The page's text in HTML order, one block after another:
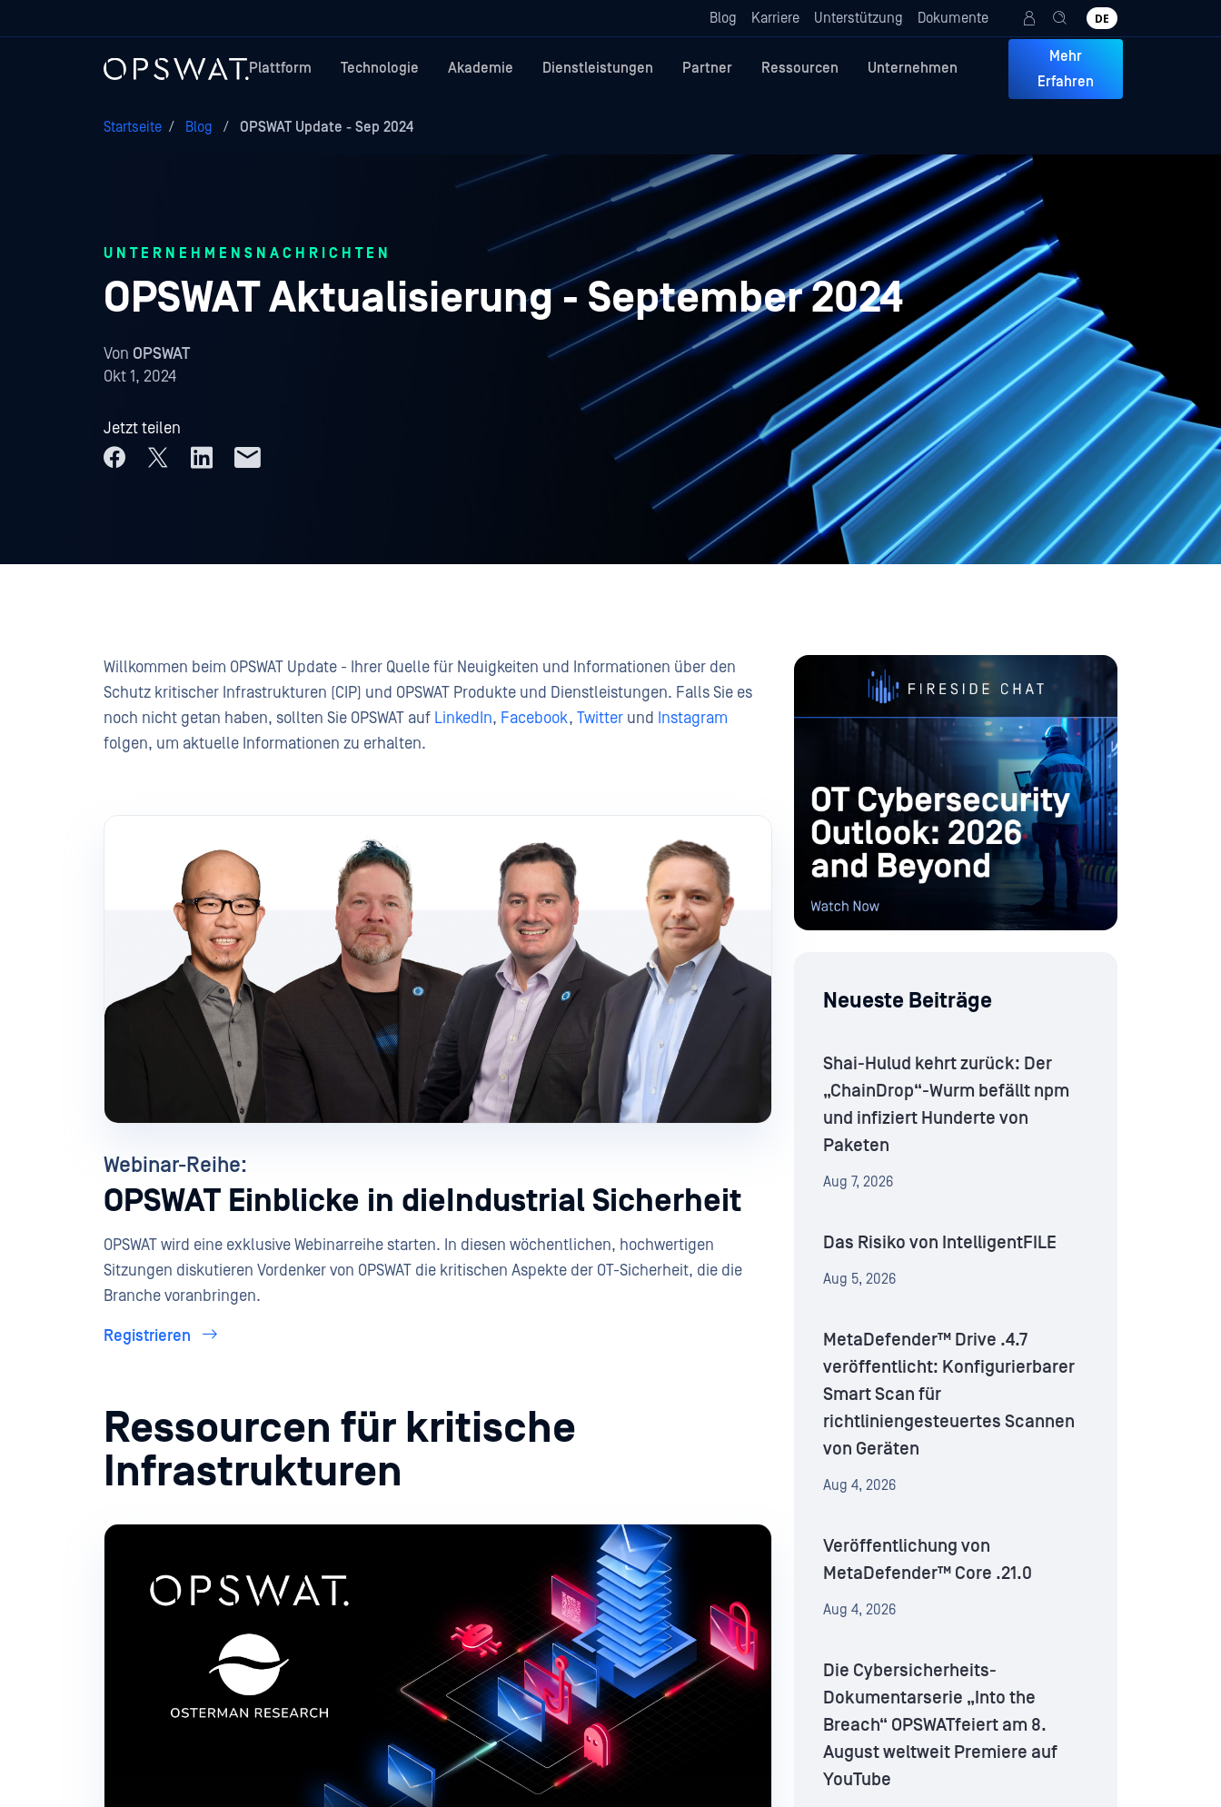
Blog Karriere Unterstützung Dokumente DE
Plattform Technologie Akademie Dienstleistungen Partner Ressourcen Unternehmen
Mehr
Erfahren
Startseite / Blog / OPSWAT Update - Sep 2024
UNTERNEHMENSNACHRICHTEN
OPSWAT Aktualisierung - September 2024
Von OPSWAT
Okt 1, 2024
Jetzt teilen
Willkommen beim OPSWAT Update - Ihrer Quelle für Neuigkeiten und Informationen über den
Schutz kritischer Infrastrukturen (CIP) und OPSWAT Produkte und Dienstleistungen. Falls Sie es
noch nicht getan haben, sollten Sie OPSWAT auf LinkedIn, Facebook, Twitter und Instagram
folgen, um aktuelle Informationen zu erhalten.
Webinar-Reihe:
OPSWAT Einblicke in dieIndustrial Sicherheit
OPSWAT wird eine exklusive Webinarreihe starten. In diesen wöchentlichen, hochwertigen
Sitzungen diskutieren Vordenker von OPSWAT die kritischen Aspekte der OT-Sicherheit, die die
Branche voranbringen.
Registrieren
Ressourcen für kritische
Infrastrukturen
Neueste Beiträge
Shai-Hulud kehrt zurück: Der
„ChainDrop“-Wurm befällt npm
und infiziert Hunderte von
Paketen
Aug 7, 2026
Das Risiko von IntelligentFILE
Aug 5, 2026
MetaDefender™ Drive .4.7
veröffentlicht: Konfigurierbarer
Smart Scan für
richtliniengesteuertes Scannen
von Geräten
Aug 4, 2026
Veröffentlichung von
MetaDefender™ Core .21.0
Aug 4, 2026
Die Cybersicherheits-
Dokumentarserie „Into the
Breach“ OPSWATfeiert am 8.
August weltweit Premiere auf
YouTube